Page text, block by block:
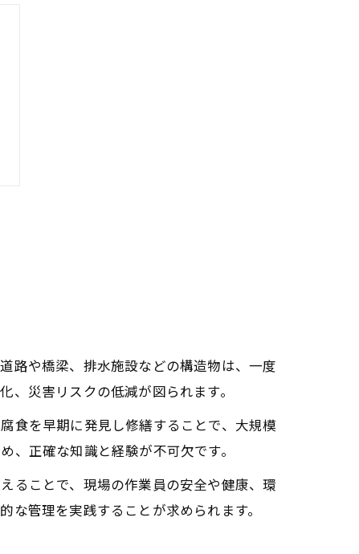
路や橋梁、排水施設などの構造物は、一度
災害リスクの低減が図られます。
食を早期に発見し修繕することで、大規模
正確な知識と経験が不可欠です。
ることで、現場の作業員の安全や健康、環
管理を実践することが求められます。